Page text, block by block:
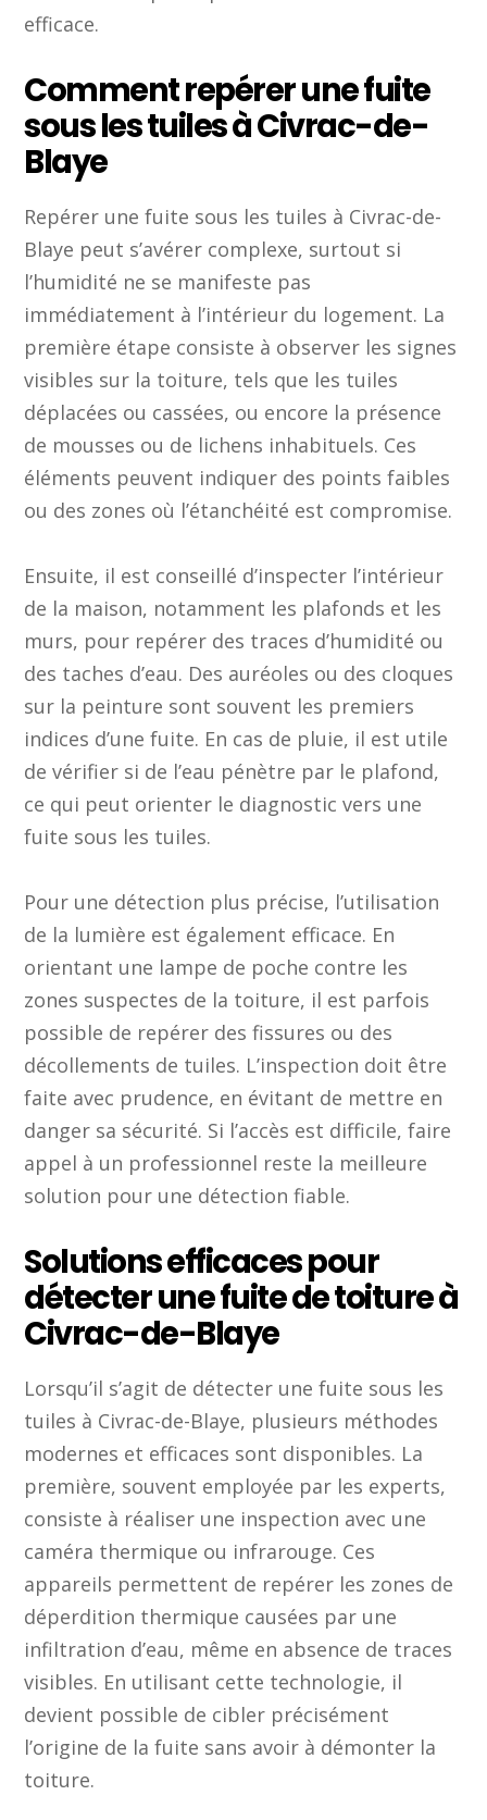
efficace.
Comment repérer une fuite
sous les tuiles à Civrac-de-
Blaye
Repérer une fuite sous les tuiles à Civrac-de-
Blaye peut s’avérer complexe, surtout si
l’humidité ne se manifeste pas
immédiatement à l’intérieur du logement. La
première étape consiste à observer les signes
visibles sur la toiture, tels que les tuiles
déplacées ou cassées, ou encore la présence
de mousses ou de lichens inhabituels. Ces
éléments peuvent indiquer des points faibles
ou des zones où l’étanchéité est compromise.
Ensuite, il est conseillé d’inspecter l’intérieur
de la maison, notamment les plafonds et les
murs, pour repérer des traces d’humidité ou
des taches d’eau. Des auréoles ou des cloques
sur la peinture sont souvent les premiers
indices d’une fuite. En cas de pluie, il est utile
de vérifier si de l’eau pénètre par le plafond,
ce qui peut orienter le diagnostic vers une
fuite sous les tuiles.
Pour une détection plus précise, l’utilisation
de la lumière est également efficace. En
orientant une lampe de poche contre les
zones suspectes de la toiture, il est parfois
possible de repérer des fissures ou des
décollements de tuiles. L’inspection doit être
faite avec prudence, en évitant de mettre en
danger sa sécurité. Si l’accès est difficile, faire
appel à un professionnel reste la meilleure
solution pour une détection fiable.
Solutions efficaces pour
détecter une fuite de toiture à
Civrac-de-Blaye
Lorsqu’il s’agit de détecter une fuite sous les
tuiles à Civrac-de-Blaye, plusieurs méthodes
modernes et efficaces sont disponibles. La
première, souvent employée par les experts,
consiste à réaliser une inspection avec une
caméra thermique ou infrarouge. Ces
appareils permettent de repérer les zones de
déperdition thermique causées par une
infiltration d’eau, même en absence de traces
visibles. En utilisant cette technologie, il
devient possible de cibler précisément
l’origine de la fuite sans avoir à démonter la
toiture.